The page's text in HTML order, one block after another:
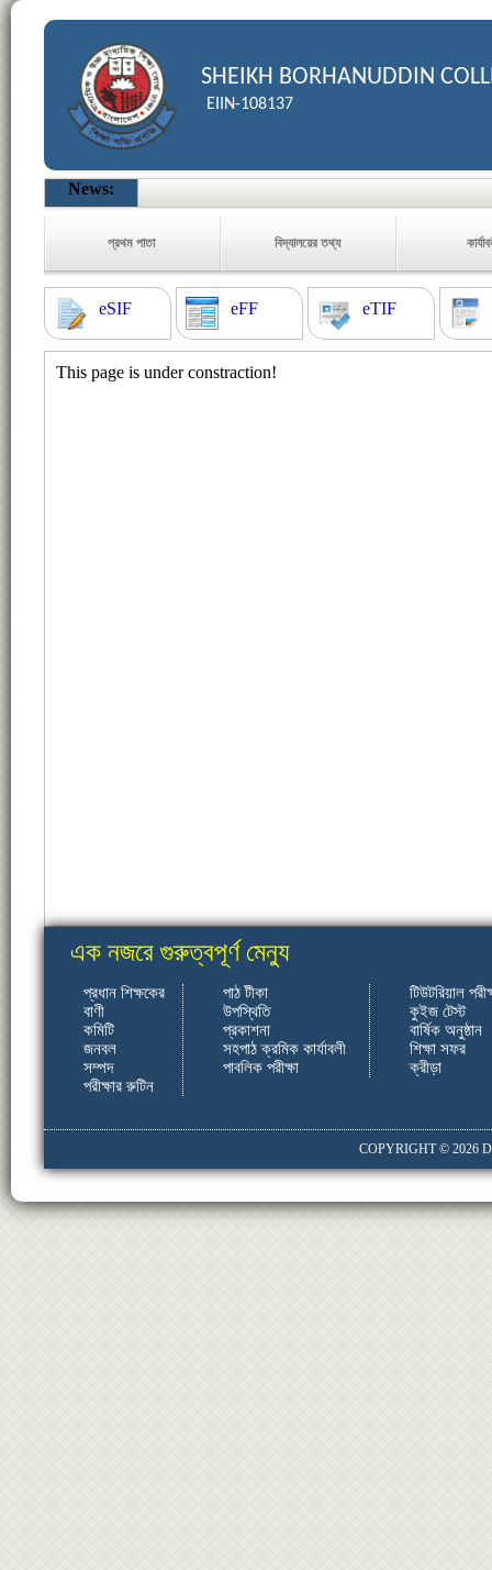
SHEIKH BORHANUDDIN
EIIN-108137
News:
প্রথম পাতা বিদ্যালয়ের তথ্য
eSIF eFF eTIF
This page is under constraction!
এক নজরে গুরুত্বপূর্ণ মেন্যু
প্রধান শিক্ষকের
বাণী
কমিটি
জনবল
সম্পদ
পরীক্ষার রুটিন
পাঠ টীকা
উপস্থিতি
প্রকাশনা
সহপাঠ ক্রমিক কার্যাবলী
পাবলিক পরীক্ষা
টিউটরিয়াল
কুইজ টেস্ট
বার্ষিক অনুষ্ঠান
শিক্ষা সফর
ক্রীড়া
COPYRIGHT © 2026